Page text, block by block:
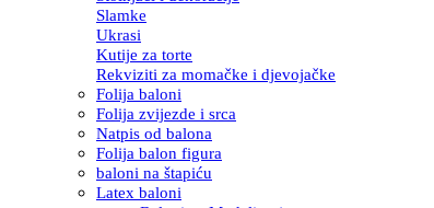
Slamke
Ukrasi
Kutije za torte
Rekviziti za momačke i djevojačke
Folija baloni
Folija zvijezde i srca
Natpis od balona
Folija balon figura
baloni na štapiću
Latex baloni